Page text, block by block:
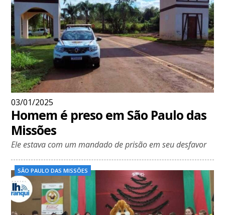
03/01/2025
Homem é preso em São Paulo das
Missões
Ele estava com um mandado de prisão em seu desfavor
SÃO PAULO DAS MISSÕES